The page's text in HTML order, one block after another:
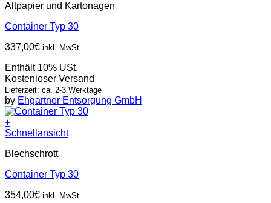
Altpapier und Kartonagen
Container Typ 30
337,00€ inkl. MwSt
Enthält 10% USt.
Kostenloser Versand
Lieferzeit: ca. 2-3 Werktage
by Ehgartner Entsorgung GmbH
+
Schnellansicht
Blechschrott
Container Typ 30
354,00€ inkl. MwSt